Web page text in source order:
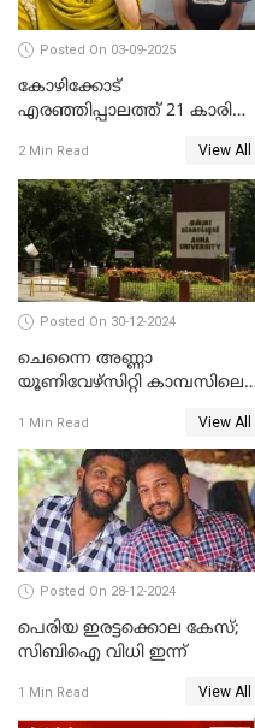
Posted On 03-09-2025
കോഴിക്കോട്
എരഞ്ഞിപ്പാലത്ത് 21 കാരി
കൂടുതൽ അന്വേഷണത്തിന്
പൊലീസ്
2 Min Read View All
Posted On 30-12-2024
ചെന്നൈ അണ്ണാ
യൂണിവേഴ്‌സിറ്റി കാമ്പസിലെ
കമ്മീഷന്‍ ഇന്ന്
യൂണിവേഴ്‌സിറ്റിയിലെത്തും
1 Min Read View All
Posted On 28-12-2024
പെരിയ ഇരട്ടക്കൊല കേസ്;
സിബിഐ വിധി ഇന്ന്
1 Min Read View All